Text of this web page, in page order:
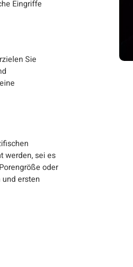
Eingriffe
Sie
werden, sei es
oder
ersten